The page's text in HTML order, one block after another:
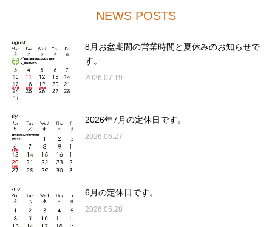
NEWS POSTS
8月お盆期間の営業時間と夏休みのお知らせで
す。
2026.07.19
2026年7月の定休日です。
2026.06.27
6月の定休日です。
2026.05.28